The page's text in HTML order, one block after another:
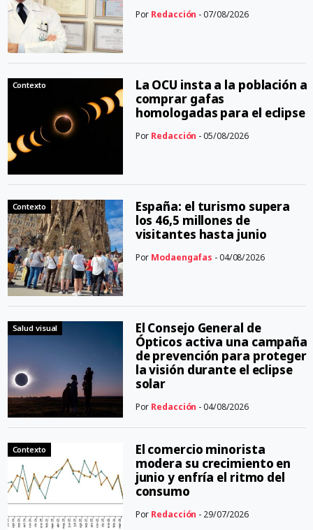
Por Redacción - 07/08/2026
Contexto
La OCU insta a la población a
comprar gafas
homologadas para el eclipse
Por Redacción - 05/08/2026
Contexto
España: el turismo supera
los 46,5 millones de
visitantes hasta junio
Por Modaengafas - 04/08/2026
Salud visual
El Consejo General de
Ópticos activa una campaña
de prevención para proteger
la visión durante el eclipse
solar
Por Redacción - 04/08/2026
Contexto
El comercio minorista
modera su crecimiento en
junio y enfría el ritmo del
consumo
Por Redacción - 29/07/2026